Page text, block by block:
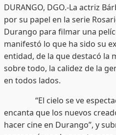
DURANGO, DGO.-La actriz
por su papel en la serie
Durango para filmar una
manifestó lo que ha sido su
entidad, de la que destacó la
sobre todo, la calidez de la
en todos lados.
“El cielo se ve
encanta que los nuevos
hacer cine en Durango”, y